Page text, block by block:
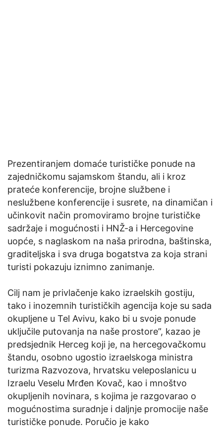
Prezentiranjem domaće turističke ponude na
zajedničkomu sajamskom štandu, ali i kroz
prateće konferencije, brojne službene i
neslužbene konferencije i susrete, na dinamičan i
učinkovit način promoviramo brojne turističke
sadržaje i mogućnosti i HNŽ-a i Hercegovine
uopće, s naglaskom na naša prirodna, baštinska,
graditeljska i sva druga bogatstva za koja strani
turisti pokazuju iznimno zanimanje.
Cilj nam je privlačenje kako izraelskih gostiju,
tako i inozemnih turističkih agencija koje su sada
okupljene u Tel Avivu, kako bi u svoje ponude
uključile putovanja na naše prostore”, kazao je
predsjednik Herceg koji je, na hercegovačkomu
štandu, osobno ugostio izraelskoga ministra
turizma Razvozova, hrvatsku veleposlanicu u
Izraelu Veselu Mrđen Kovač, kao i mnoštvo
okupljenih novinara, s kojima je razgovarao o
mogućnostima suradnje i daljnje promocije naše
turističke ponude. Poručio je kako